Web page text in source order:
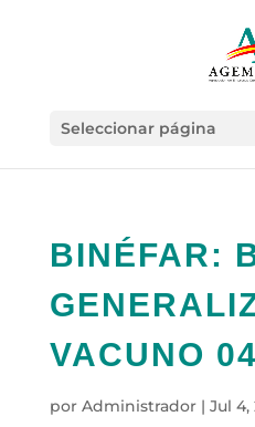
Seleccionar página
BINÉFAR:
VACUNO
por Administrador| Jul 4,